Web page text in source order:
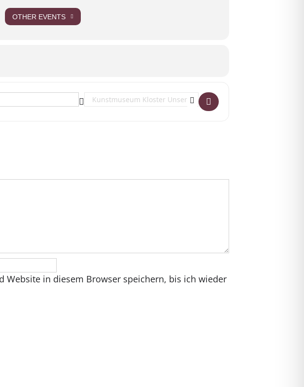
OTHER EVENTS
Destination Address - Geheimnisvolle Stadtgeister []
Website in diesem Browser speichern, bis ich wieder